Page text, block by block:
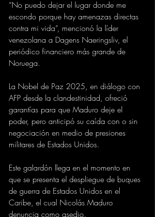
“No puedo dejar el lugar donde me
escondo porque hay amenazas directas
contra mi vida”, mencionó la líder
venezolana a Dagens Naeringsliv, el
periódico financiero más grande de
Noruega.
La Nobel de Paz 2025, en diálogo con
AFP desde la clandestinidad, ofreció
garantías para que Maduro deje el
poder, pero anticipó su caída con o sin
negociación en medio de presiones
militares de Estados Unidos.
Este galardón llega en el momento en
que se presenta el despliegue de buques
de guerra de Estados Unidos en el
Caribe, el cual Nicolás Maduro
denuncia como asedio.